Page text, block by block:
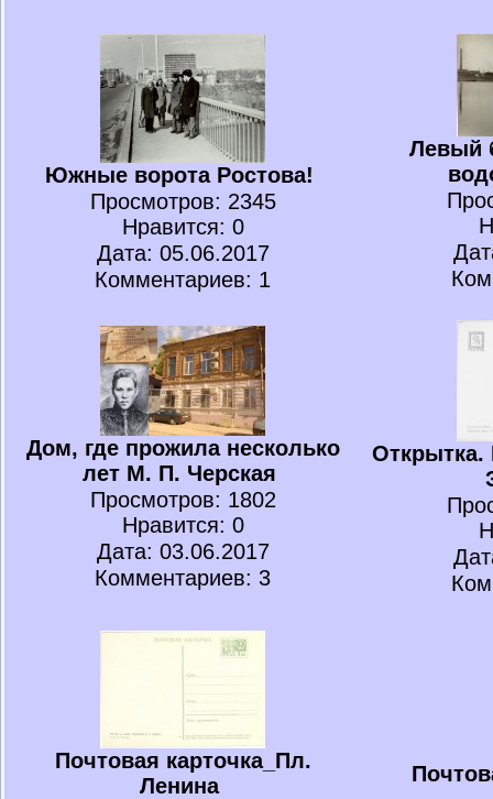
Южные ворота Ростова!
Просмотров: 2345
Нравится: 0
Дата: 05.06.2017
Комментариев: 1
Левый
Дом, где прожила несколько
лет М. П. Черская
Просмотров: 1802
Нравится: 0
Дата: 03.06.2017
Комментариев: 3
Открытка.
Почтовая карточка_Пл.
Ленина